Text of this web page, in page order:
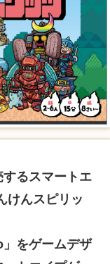
るスマートエ
けんスピリッ
をゲームデザ